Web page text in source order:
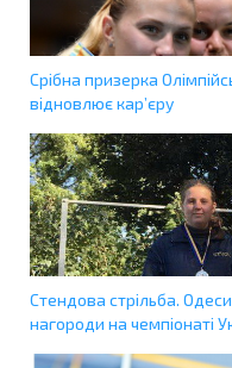
Срібна призерка
відновлює кар’єру
Стендова стрільба.
нагороди на чемпіонаті